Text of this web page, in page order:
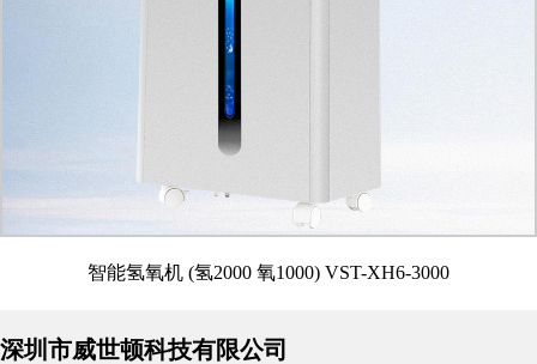
智能氢氧机 (氢2000 氧1000) VST-XH6-3000
深圳市威世顿科技有限公司